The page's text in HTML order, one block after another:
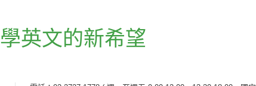
學英文的新希望